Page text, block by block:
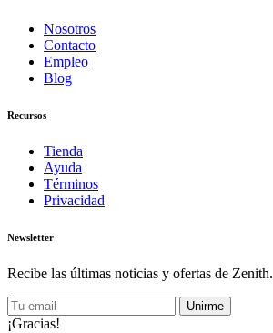
Nosotros
Contacto
Empleo
Blog
Recursos
Tienda
Ayuda
Términos
Privacidad
Newsletter
Recibe las últimas noticias y ofertas de Zenith.
Unirme
¡Gracias!